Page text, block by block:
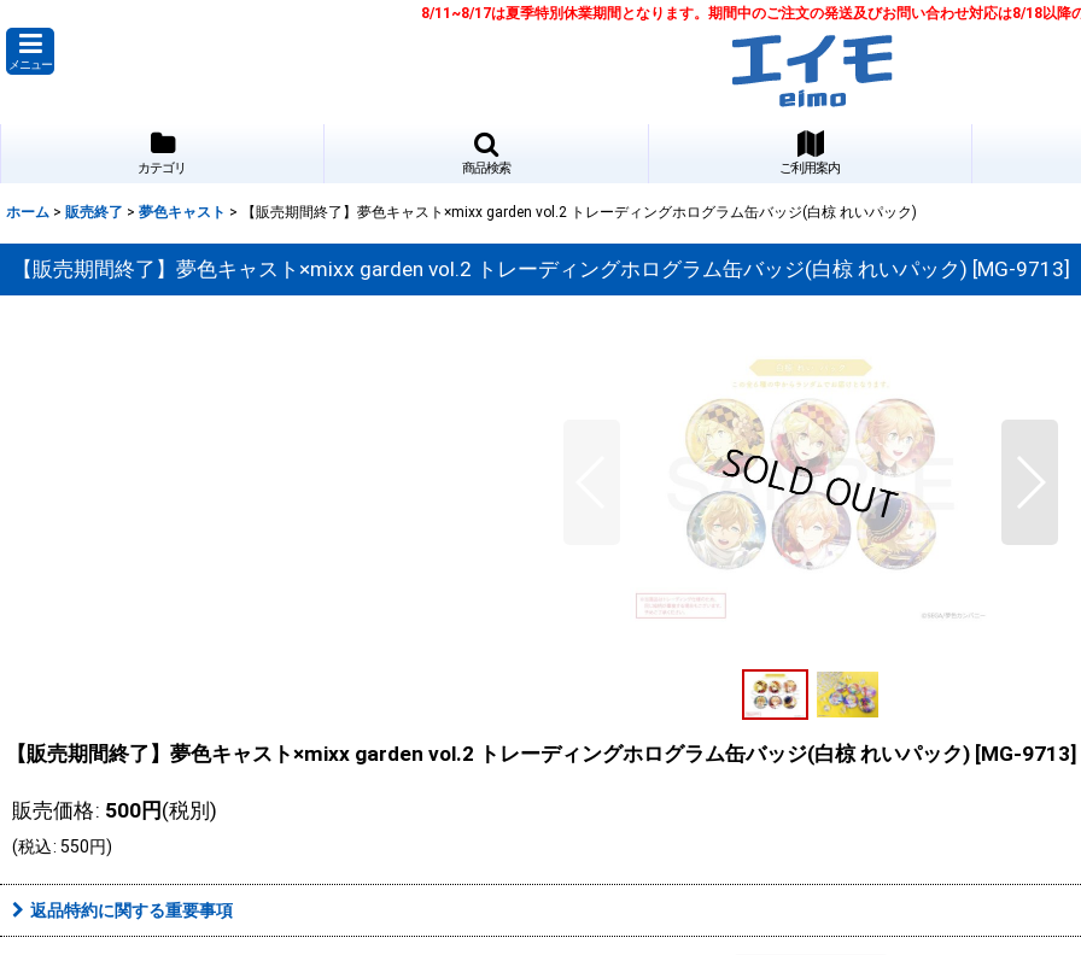
8/11~8/17は夏季特別休業期間となります。期間中のご注文の発送及びお問い合わせ対応は8/18以降
メニュー
カテゴリ 商品検索 ご利用案内
ホーム > 販売終了 > 夢色キャスト > 【販売期間終了】夢色キャスト×mixx garden vol.2 トレーディングホログラム缶バッジ(白椋 れいパック)
【販売期間終了】夢色キャスト×mixx garden vol.2 トレーディングホログラム缶バッジ(白椋 れいパック) [MG-9713]
【販売期間終了】夢色キャスト×mixx garden vol.2 トレーディングホログラム缶バッジ(白椋 れいパック) [MG-9713]
販売価格: 500円 (税別)
(税込: 550円)
返品特約に関する重要事項